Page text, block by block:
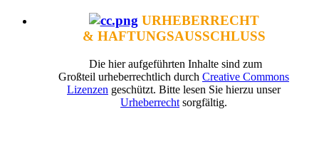
URHEBERRECHT
& HAFTUNGSAUSSCHLUSS
Die hier aufgeführten Inhalte sind zum
Großteil urheberrechtlich durch Creative Commons
Lizenzen geschützt. Bitte lesen Sie hierzu unser
Urheberrecht sorgfältig.